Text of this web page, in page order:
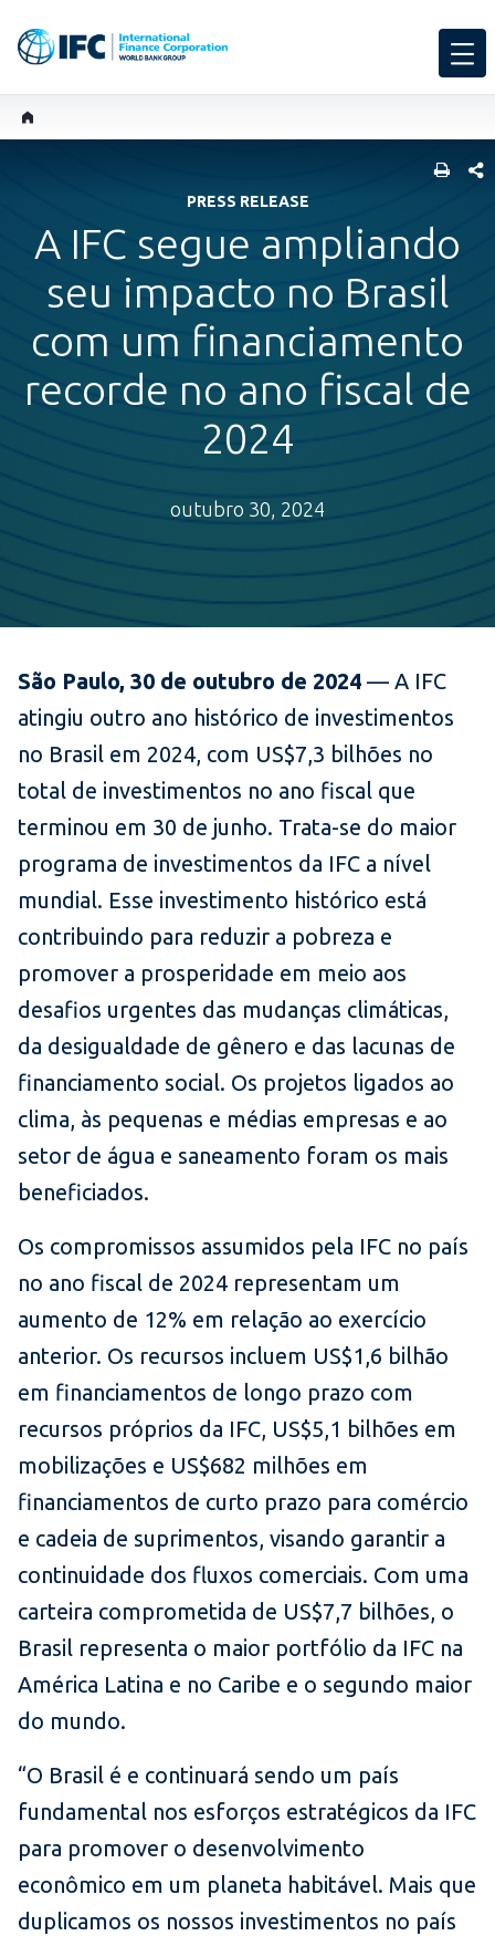
PRESS RELEASE
A IFC segue ampliando
seu impacto no Brasil
com um financiamento
recorde no ano fiscal de
2024
outubro 30, 2024
São Paulo, 30 de outubro de 2024 — A IFC
atingiu outro ano histórico de investimentos
no Brasil em 2024, com US$7,3 bilhões no
total de investimentos no ano fiscal que
terminou em 30 de junho. Trata-se do maior
programa de investimentos da IFC a nível
mundial. Esse investimento histórico está
contribuindo para reduzir a pobreza e
promover a prosperidade em meio aos
desafios urgentes das mudanças climáticas,
da desigualdade de gênero e das lacunas de
financiamento social. Os projetos ligados ao
clima, às pequenas e médias empresas e ao
setor de água e saneamento foram os mais
beneficiados.
Os compromissos assumidos pela IFC no país
no ano fiscal de 2024 representam um
aumento de 12% em relação ao exercício
anterior. Os recursos incluem US$1,6 bilhão
em financiamentos de longo prazo com
recursos próprios da IFC, US$5,1 bilhões em
mobilizações e US$682 milhões em
financiamentos de curto prazo para comércio
e cadeia de suprimentos, visando garantir a
continuidade dos fluxos comerciais. Com uma
carteira comprometida de US$7,7 bilhões, o
Brasil representa o maior portfólio da IFC na
América Latina e no Caribe e o segundo maior
do mundo.
“O Brasil é e continuará sendo um país
fundamental nos esforços estratégicos da IFC
para promover o desenvolvimento
econômico em um planeta habitável. Mais que
duplicamos os nossos investimentos no país